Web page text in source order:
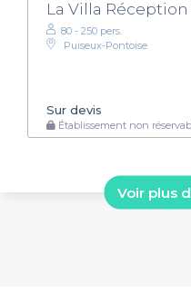
La Villa
80 - 250 pers.
Puiseux-Pontoise
Sur devis
Établissement non
Voir plus